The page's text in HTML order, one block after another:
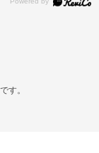
す。